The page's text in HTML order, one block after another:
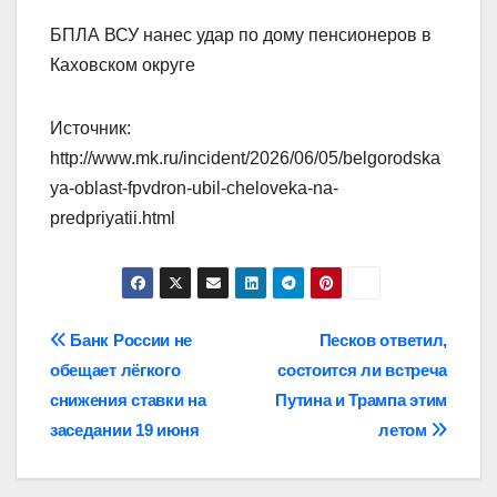
БПЛА ВСУ нанес удар по дому пенсионеров в
Каховском округе
Источник:
http://www.mk.ru/incident/2026/06/05/belgorodska
ya-oblast-fpvdron-ubil-cheloveka-na-
predpriyatii.html
Навигация
по
записям
Песков ответил,
состоится ли встреча
Путина и Трампа этим
летом
Банк России не
обещает лёгкого
снижения ставки на
заседании 19 июня